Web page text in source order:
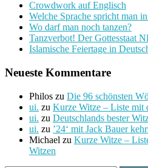
Crowdwork auf Englisch
Welche Sprache spricht man
Wo darf man noch tanzen?
Tanzverbot! Der Gottesstaat
Islamische Feiertage in
Neueste Kommentare
Philos zu Die 96 schönsten
ui. zu Kurze Witze – Liste mit
ui. zu Deutschlands bester
ui. zu ’24‘ mit Jack Bauer
Michael zu Kurze Witze –
Witzen